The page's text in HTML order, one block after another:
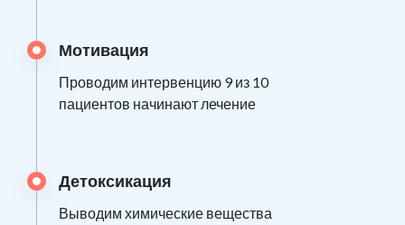
Мотивация
Проводим интервенцию 9 из 10
пациентов начинают лечение
Детоксикация
Выводим химические вещества